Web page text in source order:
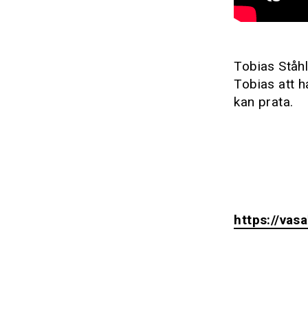
Tobias
Tobias att
kan prata.
https://